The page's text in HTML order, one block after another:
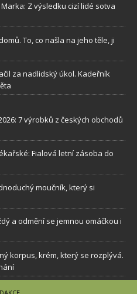
Z výsledku cizí lidé sotva
To, co našla na jeho těle, ji
za nadlidský úkol. Kadeřník
7 výrobků z českých obchodů
Fialová letní zásoba do
moučník, který si
a odmění se jemnou omáčkou i
korpus, krém, který se rozplývá.